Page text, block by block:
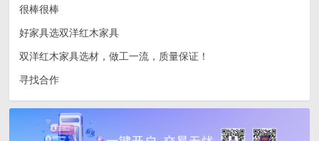
很棒很棒
好家具选双洋红木家具
双洋红木家具选材，做工一流，质量保证！
寻找合作